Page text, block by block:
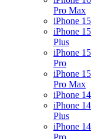
Pro Max
iPhone 15
iPhone 15
Plus
iPhone 15
Pro
iPhone 15
Pro Max
iPhone 14
iPhone 14
Plus
iPhone 14
Pro